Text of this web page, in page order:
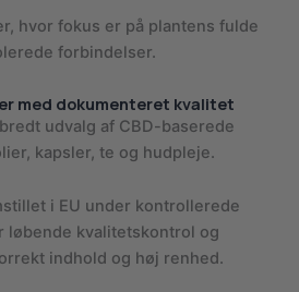
hvor fokus er på plantens fulde
forbindelser.
med dokumenteret kvalitet
udvalg af CBD-baserede
kapsler, te og hudpleje.
i EU under kontrollerede
løbende kvalitetskontrol og
indhold og høj renhed.